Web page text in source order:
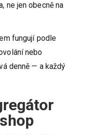
ne jen obecně na
fungují podle
nebo
denně — a každý